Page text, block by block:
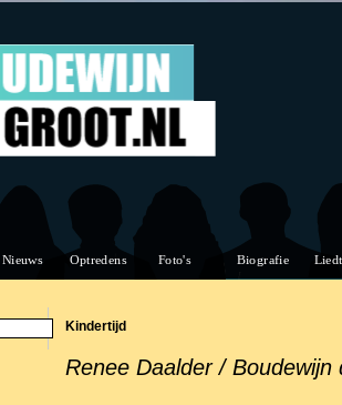
Kindertijd
Renee Daalder / Boudewijn